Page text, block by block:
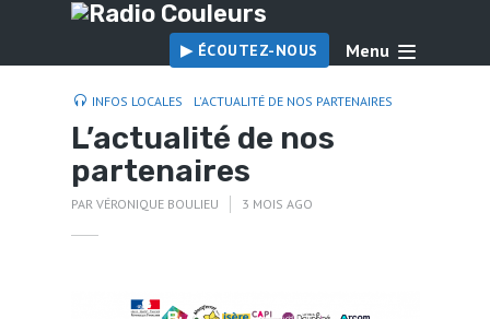
▶︎ ÉCOUTEZ-NOUS Menu
INFOS LOCALES L'ACTUALITÉ DE NOS PARTENAIRES
L’actualité de nos
partenaires
PAR VÉRONIQUE BOULIEU 3 MOIS AGO